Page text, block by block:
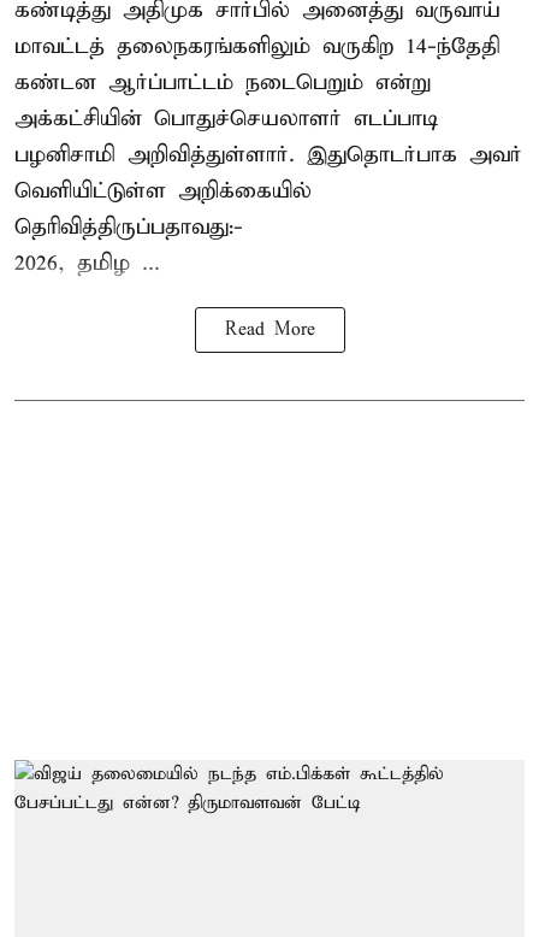
கண்டித்து அதிமுக சார்பில் அனைத்து வருவாய்
மாவட்டத் தலைநகரங்களிலும் வருகிற 14-ந்தேதி
கண்டன ஆர்ப்பாட்டம் நடைபெறும் என்று
அக்கட்சியின் பொதுச்செயலாளர் எடப்பாடி
பழனிசாமி அறிவித்துள்ளார். இதுதொடர்பாக அவர்
வெளியிட்டுள்ள அறிக்கையில்
தெரிவித்திருப்பதாவது:-
2026, தமிழ ...
Read More